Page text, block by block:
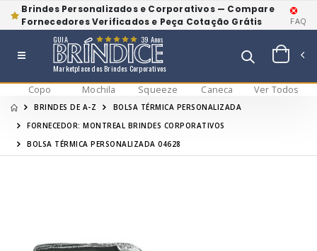
Brindes Personalizados e Corporativos — Compare
Fornecedores Verificados e Peça Cotação Grátis
FAQ
Marketplace dos Brindes Corporativos
GUIA 39 Anos
Copo Mochila Squeeze Caneca Ver Todos
BRINDES DE A-Z
BOLSA TÉRMICA PERSONALIZADA
FORNECEDOR: MONTREAL BRINDES CORPORATIVOS
BOLSA TÉRMICA PERSONALIZADA 04628